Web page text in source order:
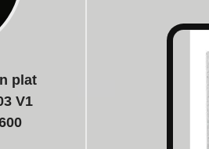
plat
V1